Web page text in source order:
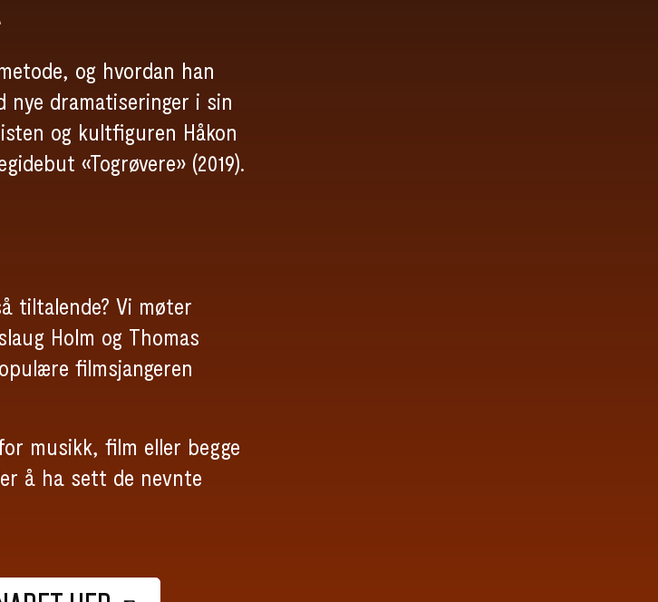
og hvordan han
nye dramatiseringer i sin
og kultfiguren Håkon
«Togrøvere» (2019).
tiltalende? Vi møter
Holm og Thomas
filmsjangeren
musikk, film eller begge
å ha sett de nevnte